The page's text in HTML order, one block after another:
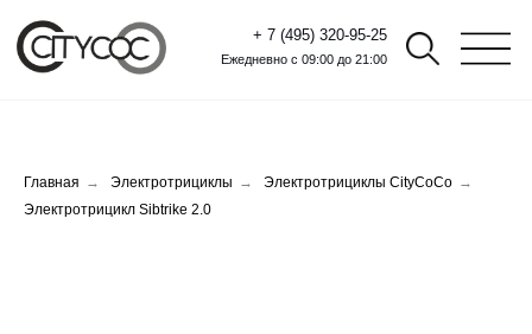
Ежедневно с 09:00 до 21:00
Главная → Электротрициклы → Электротрициклы CityCoCo →
Электротрицикл Sibtrike 2.0